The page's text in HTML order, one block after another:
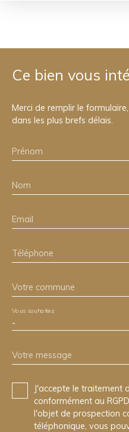
Ce bien vous
Merci de remplir le
dans les plus brefs délais.
Prénom
Nom
Email
Téléphone
Votre commune
-
Vous souhaitez
Votre message
J'accepte le traitement
conformément au
l'objet de prospection
téléphonique, vous